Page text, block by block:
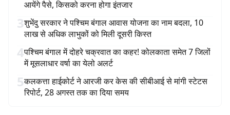
आयेंगे पैसे, किसको करना होगा इंतजार
3शुभेंदु सरकार ने पश्चिम बंगाल आवास योजना का नाम बदला, 10
लाख से अधिक लाभुकों को मिली दूसरी किस्त
4पश्चिम बंगाल में दोहरे चक्रवात का कहर! कोलकाता समेत 7 जिलों
में मूसलाधार वर्षा का येलो अलर्ट
5कलकत्ता हाईकोर्ट ने आरजी कर केस की सीबीआई से मांगी स्टेटस
रिपोर्ट, 28 अगस्त तक का दिया समय